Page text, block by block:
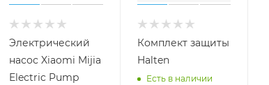
Электрический
насос Xiaomi Mijia
Electric Pump
Комплект защиты
Halten
Есть в наличии